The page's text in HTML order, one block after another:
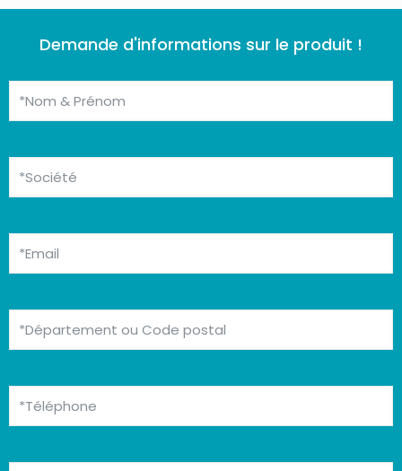
Demande d'informations sur le produit !